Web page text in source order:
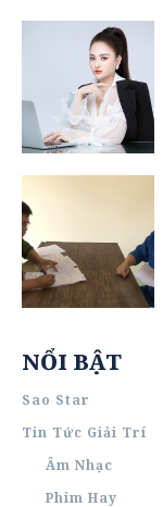
NỔI BẬT
Sao Star
Tin Tức Giải Trí
Âm Nhạc
Phim Hay